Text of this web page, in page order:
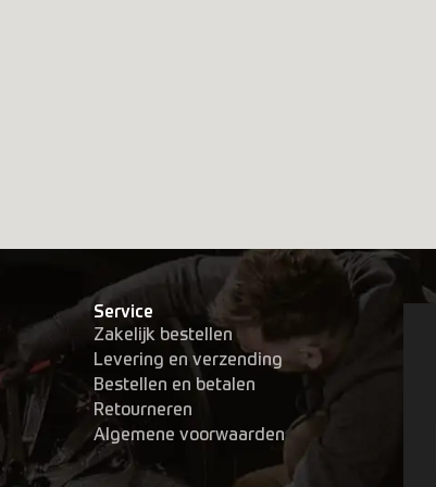
Service
Zakelijk bestellen
Levering en verzending
Bestellen en betalen
Retourneren
Algemene voorwaarden